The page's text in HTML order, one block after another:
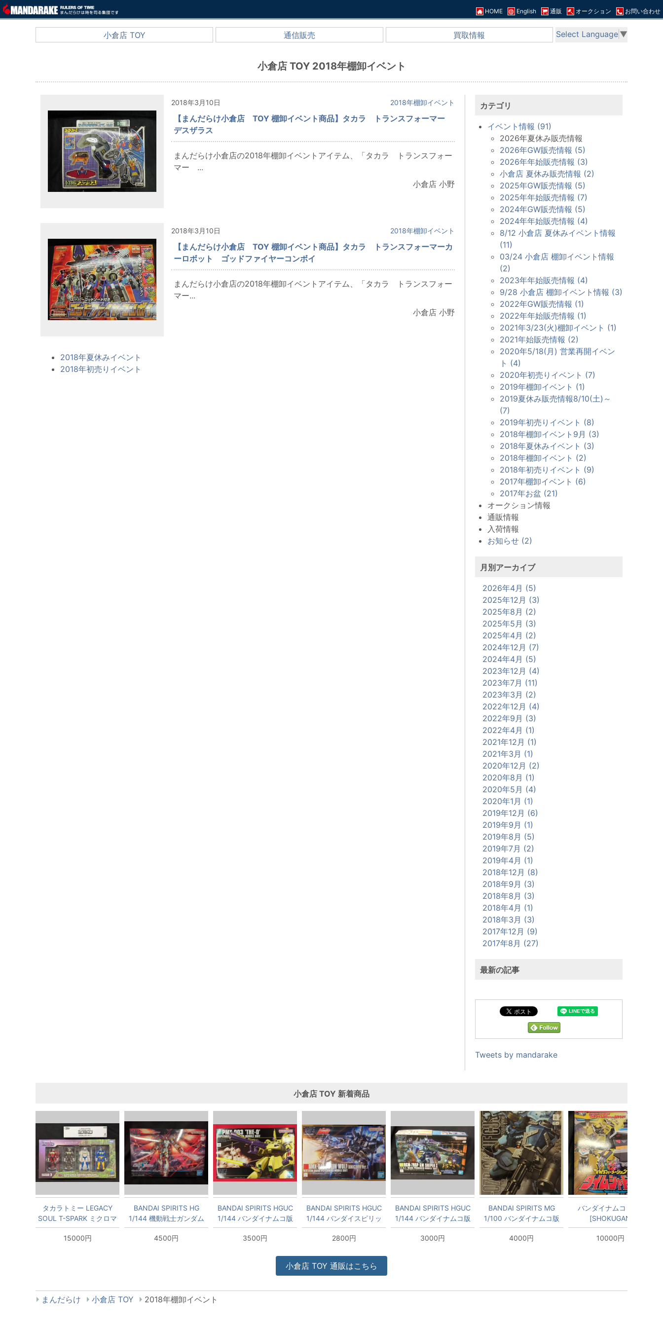
HOME English 通販 オークション お問い合わせ
小倉店 TOY 通信販売 買取情報 Select Language ▼
小倉店 TOY 2018年棚卸イベント
2018年3月10日 2018年棚卸イベント
【まんだらけ小倉店 TOY 棚卸イベント商品】タカラ トランスフォーマー
デスザラス
まんだらけ小倉店の2018年棚卸イベントアイテム、「タカラ トランスフォー
マー ...
小倉店 小野
2018年3月10日 2018年棚卸イベント
【まんだらけ小倉店 TOY 棚卸イベント商品】タカラ トランスフォーマーカ
ーロボット ゴッドファイヤーコンボイ
まんだらけ小倉店の2018年棚卸イベントアイテム、「タカラ トランスフォー
マー...
小倉店 小野
2018年夏休みイベント
2018年初売りイベント
カテゴリ
イベント情報 (91)
2026年夏休み販売情報
2026年GW販売情報 (5)
2026年年始販売情報 (3)
小倉店 夏休み販売情報 (2)
2025年GW販売情報 (5)
2025年年始販売情報 (7)
2024年GW販売情報 (5)
2024年年始販売情報 (4)
8/12 小倉店 夏休みイベント情報
(11)
03/24 小倉店 棚卸イベント情報
(2)
2023年年始販売情報 (4)
9/28 小倉店 棚卸イベント情報 (3)
2022年GW販売情報 (1)
2022年年始販売情報 (1)
2021年3/23(火)棚卸イベント (1)
2021年始販売情報 (2)
2020年5/18(月) 営業再開イベン
ト (4)
2020年初売りイベント (7)
2019年棚卸イベント (1)
2019夏休み販売情報8/10(土)～
(7)
2019年初売りイベント (8)
2018年棚卸イベント9月 (3)
2018年夏休みイベント (3)
2018年棚卸イベント (2)
2018年初売りイベント (9)
2017年棚卸イベント (6)
2017年お盆 (21)
オークション情報
通販情報
入荷情報
お知らせ (2)
月別アーカイブ
2026年4月 (5)
2025年12月 (3)
2025年8月 (2)
2025年5月 (3)
2025年4月 (2)
2024年12月 (7)
2024年4月 (5)
2023年12月 (4)
2023年7月 (11)
2023年3月 (2)
2022年12月 (4)
2022年9月 (3)
2022年4月 (1)
2021年12月 (1)
2021年3月 (1)
2020年12月 (2)
2020年8月 (1)
2020年5月 (4)
2020年1月 (1)
2019年12月 (6)
2019年9月 (1)
2019年8月 (5)
2019年7月 (2)
2019年4月 (1)
2018年12月 (8)
2018年9月 (3)
2018年8月 (3)
2018年4月 (1)
2018年3月 (3)
2017年12月 (9)
2017年8月 (27)
最新の記事
Tweets by mandarake
小倉店 TOY 新着商品
タカラトミー LEGACY
SOUL T-SPARK ミクロマ
ンコマンド3号 4体セッ
ト ミクロチェンバー4個
15000円
BANDAI SPIRITS HG
1/144 機動戦士ガンダム
SEED FREEDOM ブラッ
クナイトスコードカルラ
4500円
BANDAI SPIRITS HGUC
1/144 バンダイナムコ版
ジ・オ/8+表記 036
3500円
BANDAI SPIRITS HGUC
1/144 バンダイスピリッ
ツ版 ドーベン・ウルフ
(ユニコーンVer.)+8表記
2800円
BANDAI SPIRITS HGUC
1/144 バンダイナムコ版
ジム・スナイパーII/8+表
記 146
3000円
BANDAI SPIRITS MG
1/100 バンダイナムコ版
グフカスタム/15+表記
4000円
バンダイナムコ SMP
[SHOKUGAN
MODELING PROJECT]
未来戦隊タイムレンジャ
10000円
小倉店 TOY 通販はこちら
まんだらけ 小倉店 TOY 2018年棚卸イベント